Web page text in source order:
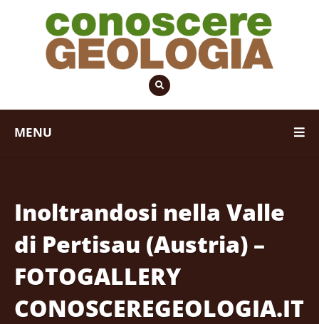
MENU
Inoltrandosi nella Valle
di Pertisau (Austria) –
FOTOGALLERY
CONOSCEREGEOLOGIA.IT